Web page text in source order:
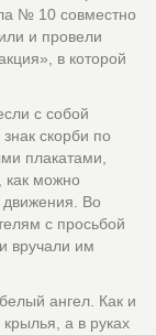
№ 10 совместно
и провели
в которой
с собой
скорби по
плакатами,
как можно
движения. Во
с просьбой
вручали им
ангел. Как и
а в руках